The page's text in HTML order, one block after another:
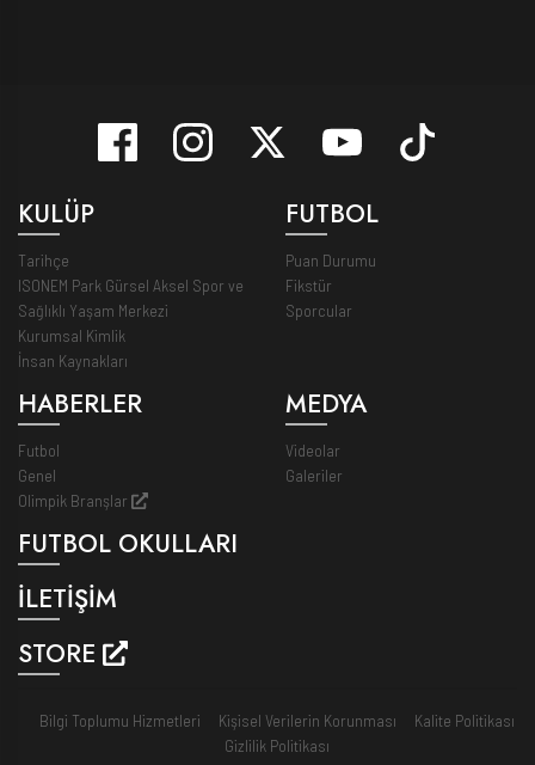
KULÜP
Tarihçe
ISONEM Park Gürsel Aksel Spor ve
Sağlıklı Yaşam Merkezi
Kurumsal Kimlik
İnsan Kaynakları
FUTBOL
Puan Durumu
Fikstür
Sporcular
HABERLER
Futbol
Genel
Olimpik Branşlar
MEDYA
Videolar
Galeriler
FUTBOL OKULLARI
İLETİŞİM
STORE
Bilgi Toplumu Hizmetleri Kişisel Verilerin Korunması
Kalite Politikası
Gizlilik Politikası